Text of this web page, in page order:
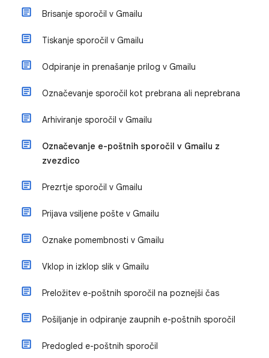
Brisanje sporočil v Gmailu
Tiskanje sporočil v Gmailu
Odpiranje in prenašanje prilog v Gmailu
Označevanje sporočil kot prebrana ali neprebrana
Arhiviranje sporočil v Gmailu
Označevanje e-poštnih sporočil v Gmailu z
zvezdico
Prezrtje sporočil v Gmailu
Prijava vsiljene pošte v Gmailu
Oznake pomembnosti v Gmailu
Vklop in izklop slik v Gmailu
Preložitev e-poštnih sporočil na poznejši čas
Pošiljanje in odpiranje zaupnih e-poštnih sporočil
Predogled e-poštnih sporočil